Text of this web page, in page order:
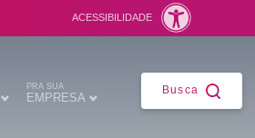
PRA SUA
EMPRESA
Busca
Fechar
ACESSIBILIDADE